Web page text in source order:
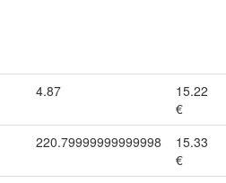
4.87
15.22
€
220.79999999999998
15.33
€